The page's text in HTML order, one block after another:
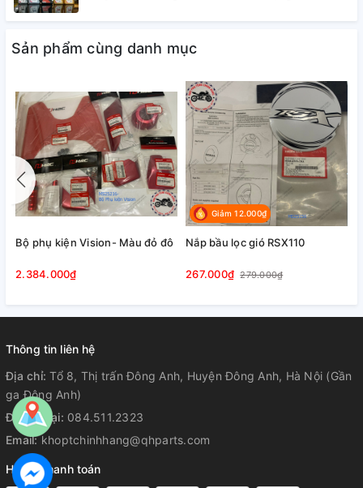
Sản phẩm cùng danh mục
Bộ phụ kiện Vision- Màu đỏ đô
2.384.000₫
Giảm 12.000₫
Nắp bầu lọc gió RSX110
267.000₫ 279.000₫
Thông tin liên hệ
Địa chỉ:Tổ 8, Thị trấn Đông Anh, Huyện Đông Anh, Hà Nội (Gần
ga Đông Anh)
Điện thoại: 084.511.2323
Email:khoptchinhhang@qhparts.com
Hỗ trợ thanh toán